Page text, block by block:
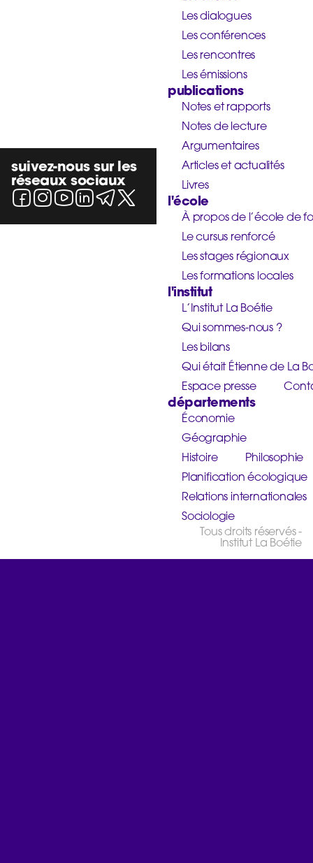
suivez-nous sur les
réseaux sociaux
Les dialogues
Les conférences
Les rencontres
Les émissions
publications
Notes et rapports
Notes de lecture
Argumentaires
Articles et actualités
Livres
l'école
À propos de l’école de
Le cursus renforcé
Les stages régionaux
Les formations locales
l'institut
L’Institut La Boétie
Qui sommes-nous ?
Les bilans
Qui était Étienne de La
Espace presse
départements
Économie
Géographie
Histoire
Philosophie
Planification écologique
Relations internationales
Sociologie
Tous droits réservés -
Institut La Boétie